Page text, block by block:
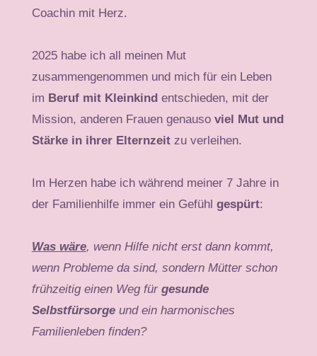
Coachin mit Herz.
2025 habe ich all meinen Mut
zusammengenommen und mich für ein Leben
im Beruf mit Kleinkind entschieden, mit der
Mission, anderen Frauen genauso viel Mut und
Stärke in ihrer Elternzeit zu verleihen.
Im Herzen habe ich während meiner 7 Jahre in
der Familienhilfe immer ein Gefühl gespürt:
Was wäre, wenn Hilfe nicht erst dann kommt,
wenn Probleme da sind, sondern Mütter schon
frühzeitig einen Weg für gesunde
Selbstfürsorgeund ein harmonisches
Familienleben finden?